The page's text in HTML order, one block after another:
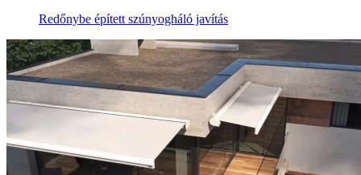
Redőnybe épített szúnyogháló javítás